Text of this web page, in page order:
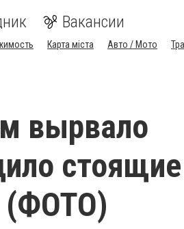
Вакансии
Карта міста Авто / Мото
вырвало
стоящие
(ФОТО)